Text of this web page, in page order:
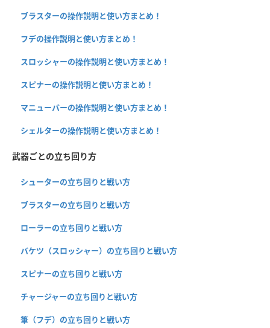
ブラスターの操作説明と使い方まとめ！
フデの操作説明と使い方まとめ！
スロッシャーの操作説明と使い方まとめ！
スピナーの操作説明と使い方まとめ！
マニューバーの操作説明と使い方まとめ！
シェルターの操作説明と使い方まとめ！
武器ごとの立ち回り方
シューターの立ち回りと戦い方
ブラスターの立ち回りと戦い方
ローラーの立ち回りと戦い方
バケツ（スロッシャー）の立ち回りと戦い方
スピナーの立ち回りと戦い方
チャージャーの立ち回りと戦い方
筆（フデ）の立ち回りと戦い方